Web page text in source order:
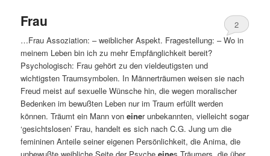
Frau
2
…Frau Assoziation: – weiblicher Aspekt. Fragestellung: – Wo in
meinem Leben bin ich zu mehr Empfänglichkeit bereit?
Psychologisch: Frau gehört zu den vieldeutigsten und
wichtigsten Traumsymbolen. In Männerträumen weisen sie nach
Freud meist auf sexuelle Wünsche hin, die wegen moralischer
Bedenken im bewußten Leben nur im Traum erfüllt werden
können. Träumt ein Mann voneiner unbekannten, vielleicht sogar
‘gesichtslosen’ Frau, handelt es sich nach C.G. Jung um die
femininen Anteile seiner eigenen Persönlichkeit, die Anima, die